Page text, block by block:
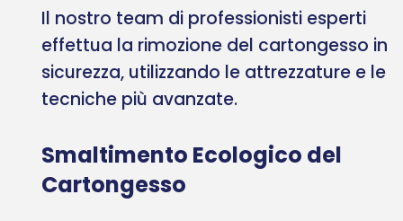
Il nostro team di professionisti esperti
effettua la rimozione del cartongesso in
sicurezza, utilizzando le attrezzature e le
tecniche più avanzate.
Smaltimento Ecologico del
Cartongesso